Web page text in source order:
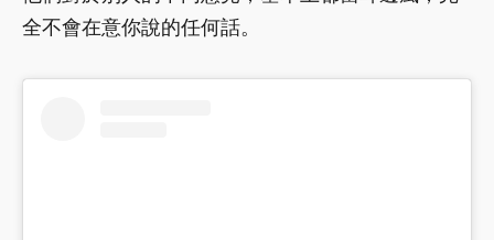
全不會在意你說的任何話。